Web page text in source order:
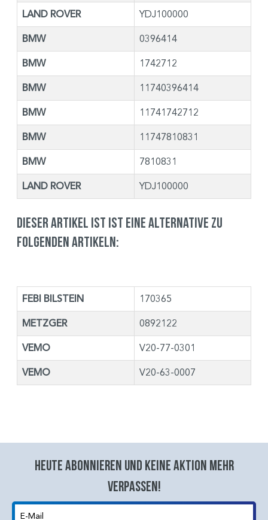
LAND ROVER YDJ100000
BMW 0396414
BMW 1742712
BMW 11740396414
BMW 11741742712
BMW 11747810831
BMW 7810831
LAND ROVER YDJ100000
Dieser Artikel ist ist eine Alternative zu
folgenden Artikeln:
FEBI BILSTEIN 170365
METZGER 0892122
VEMO V20-77-0301
VEMO V20-63-0007
Heute abonnieren und keine aktion mehr
verpassen!